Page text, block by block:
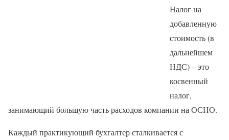
Налог на
добавленную
стоимость (в
дальнейшем
НДС) – это
косвенный
налог,
занимающий большую часть расходов компании на ОСНО.
Каждый практикующий бухгалтер сталкивается с